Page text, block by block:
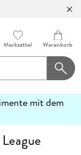
Merkzettel Warenkorb
mit dem